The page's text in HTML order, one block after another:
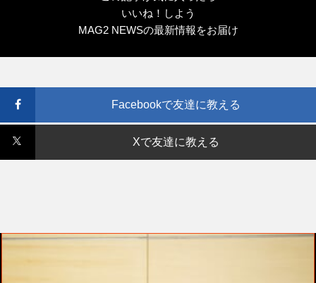
いいね！しよう
MAG2 NEWSの最新情報をお届け
Facebookで友達に教える
Xで友達に教える